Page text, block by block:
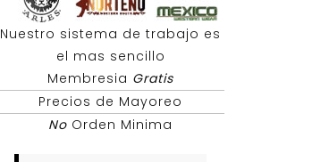
Nuestro sistema de trabajo es
el mas sencillo
Membresia Gratis
Precios de Mayoreo
No Orden Minima